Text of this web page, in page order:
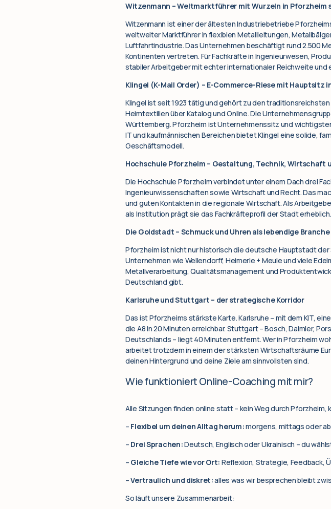
Witzenmann – Weltmarktführer mit Wurzeln in Pforzheim
Witzenmann ist einer der ältesten Industriebetriebe
weltweiter Marktführer in flexiblen Metallleitungen,
Luftfahrtindustrie. Das Unternehmen beschäftigt rund 2.500
Kontinenten vertreten. Für Fachkräfte in Ingenieurwesen,
stabiler Arbeitgeber mit echter internationaler Reichweite und
Klingel (K-Mail Order) – E-Commerce-Riese mit Hauptsitz
Klingel ist seit 1923 tätig und gehört zu den
Heimtextilien über Katalog und Online. Die
Württemberg. Pforzheim ist Unternehmenssitz und
IT und kaufmännischen Bereichen bietet Klingel eine solide,
Geschäftsmodell.
Hochschule Pforzheim – Gestaltung, Technik, Wirtschaft
Die Hochschule Pforzheim verbindet unter einem Dach drei
Ingenieurwissenschaften sowie Wirtschaft und Recht. Das
und guten Kontakten in die regionale Wirtschaft. Als
als Institution prägt sie das Fachkräfteprofil der Stadt erheblich.
Die Goldstadt – Schmuck und Uhren als lebendige Branche
Pforzheim ist nicht nur historisch die deutsche Hauptstadt
Unternehmen wie Wellendorff, Heimerle + Meule und viele
Metallverarbeitung, Qualitätsmanagement und
Deutschland gibt.
Karlsruhe und Stuttgart – der strategische Korridor
Das ist Pforzheims stärkste Karte. Karlsruhe – mit dem KIT,
die A8 in 20 Minuten erreichbar. Stuttgart – Bosch, Daimler,
Deutschlands – liegt 40 Minuten entfernt. Wer in Pforzheim
arbeitet trotzdem in einem der stärksten Wirtschaftsräume
deinen Hintergrund und deine Ziele am sinnvollsten sind.
Wie funktioniert Online-Coaching mit mir?
Alle Sitzungen finden online statt – kein Weg durch
– Flexibel um deinen Alltag herum:morgens, mittags oder
– Drei Sprachen:Deutsch, Englisch oder Ukrainisch – du
– Gleiche Tiefe wie vor Ort: Reflexion, Strategie, Feedback,
–Vertraulich und diskret:alles was wir besprechen bleibt
So läuft unsere Zusammenarbeit: